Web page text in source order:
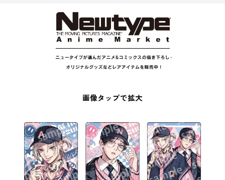
画像タップで拡大